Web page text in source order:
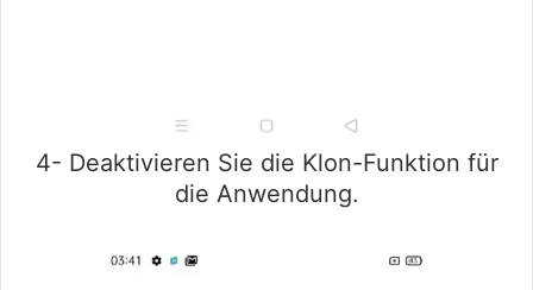
4- Deaktivieren Sie die Klon-Funktion für
die Anwendung.